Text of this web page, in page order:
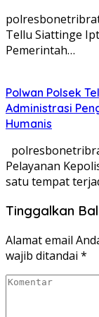
Tellu Siattinge
Pemerintah…
Polwan Polsek
Administrasi
Humanis
Pelayanan
satu tempat
Tinggalkan
Alamat email
wajib ditandai *